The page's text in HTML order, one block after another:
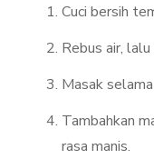
Cuci bersih
Rebus air,
Masak
Tambahkan
rasa manis.